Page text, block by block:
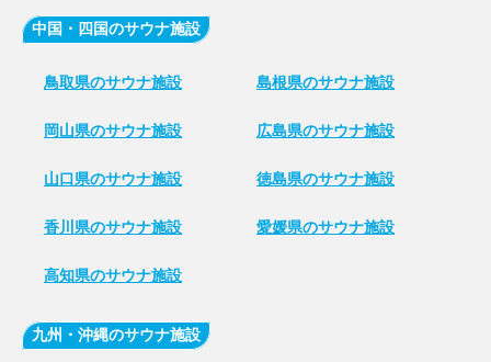
中国・四国のサウナ施設
鳥取県のサウナ施設 島根県のサウナ施設
岡山県のサウナ施設 広島県のサウナ施設
山口県のサウナ施設 徳島県のサウナ施設
香川県のサウナ施設 愛媛県のサウナ施設
高知県のサウナ施設
九州・沖縄のサウナ施設